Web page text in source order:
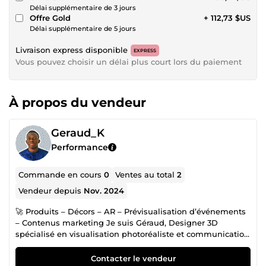
Délai supplémentaire de 3 jours
Offre Gold
Délai supplémentaire de 5 jours
+ 112,73 $US
Livraison express disponible EXPRESS
Vous pouvez choisir un délai plus court lors du paiement
À propos du vendeur
Geraud_K
Performance
Commande en cours0 Ventes au total2
Vendeur depuis Nov. 2024
🚀 Produits – Décors – AR – Prévisualisation d’événements
– Contenus marketing Je suis Géraud, Designer 3D
spécialisé en visualisation photoréaliste et communication
visuelle stratégique. Depuis plus de 3 ans, j’aide marques,
entrepreneurs et organisateurs d’événements à vendre
Contacter le vendeur